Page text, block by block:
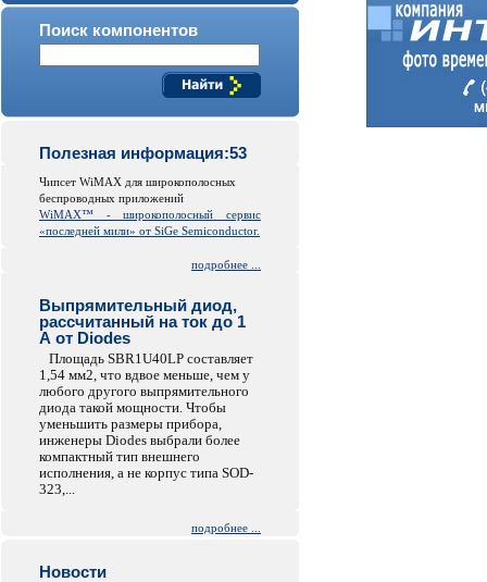
Поиск компонентов
Полезная информация:53
Чипсет WiMAX для широкополосных
беспроводных приложений
WiMAX™ - широкополосный сервис
«последней мили» от SiGe Semiconductor.
подробнее ...
Выпрямительный диод,
рассчитанный на ток до 1
А от Diodes
Площадь SBR1U40LP составляет
1,54 мм2, что вдвое меньше, чем у
любого другого выпрямительного
диода такой мощности. Чтобы
уменьшить размеры прибора,
инженеры Diodes выбрали более
компактный тип внешнего
исполнения, а не корпус типа SOD-
323,...
подробнее ...
Новости